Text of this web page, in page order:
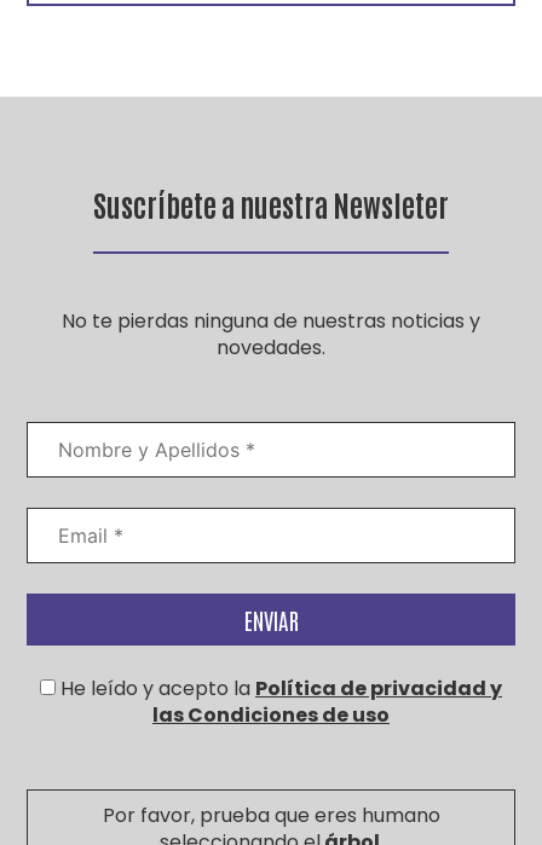
Suscríbete a nuestra Newsleter
No te pierdas ninguna de nuestras noticias y
novedades.
He leído y acepto la Política de privacidad y
las Condiciones de uso
Por favor, prueba que eres humano